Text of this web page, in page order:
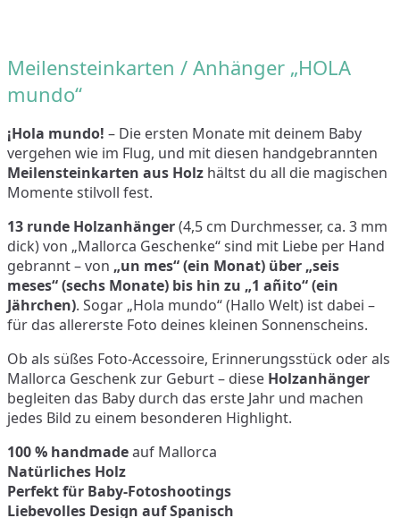
Meilensteinkarten / Anhänger „HOLA
mundo“
¡Hola mundo! – Die ersten Monate mit deinem Baby
vergehen wie im Flug, und mit diesen handgebrannten
Meilensteinkarten aus Holz hältst du all die magischen
Momente stilvoll fest.
13 runde Holzanhänger(4,5 cm Durchmesser, ca. 3 mm
dick) von „Mallorca Geschenke“ sind mit Liebe per Hand
gebrannt – von „un mes“ (ein Monat) über „seis
meses“ (sechs Monate) bis hin zu „1 añito“ (ein
Jährchen). Sogar „Hola mundo“ (Hallo Welt) ist dabei –
für das allererste Foto deines kleinen Sonnenscheins.
Ob als süßes Foto-Accessoire, Erinnerungsstück oder als
Mallorca Geschenk zur Geburt – diese Holzanhänger
begleiten das Baby durch das erste Jahr und machen
jedes Bild zu einem besonderen Highlight.
100 % handmadeauf Mallorca
Natürliches Holz
Perfekt für Baby-Fotoshootings
Liebevolles Design auf Spanisch